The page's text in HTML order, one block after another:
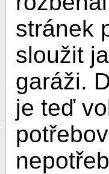
stránek
sloužit
garáži.
je teď